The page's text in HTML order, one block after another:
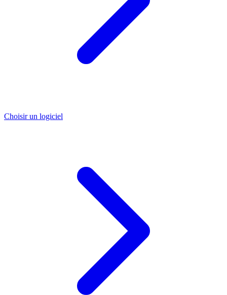
Choisir un logiciel